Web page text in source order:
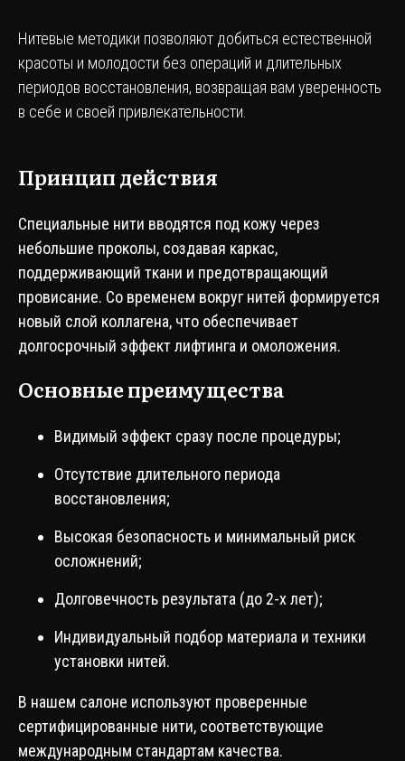
Нитевые методики позволяют добиться естественной
красоты и молодости без операций и длительных
периодов восстановления, возвращая вам уверенность
в себе и своей привлекательности.
Принцип действия
Специальные нити вводятся под кожу через
небольшие проколы, создавая каркас,
поддерживающий ткани и предотвращающий
провисание. Со временем вокруг нитей формируется
новый слой коллагена, что обеспечивает
долгосрочный эффект лифтинга и омоложения.
Основные преимущества
Видимый эффект сразу после процедуры;
Отсутствие длительного периода
восстановления;
Высокая безопасность и минимальный риск
осложнений;
Долговечность результата (до 2-х лет);
Индивидуальный подбор материала и техники
установки нитей.
В нашем салоне используют проверенные
сертифицированные нити, соответствующие
международным стандартам качества.